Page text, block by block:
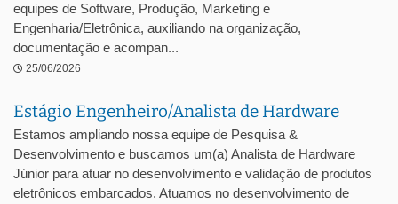
equipes de Software, Produção, Marketing e
Engenharia/Eletrônica, auxiliando na organização,
documentação e acompan...
25/06/2026
Estágio Engenheiro/Analista de Hardware
Estamos ampliando nossa equipe de Pesquisa &
Desenvolvimento e buscamos um(a) Analista de Hardware
Júnior para atuar no desenvolvimento e validação de produtos
eletrônicos embarcados. Atuamos no desenvolvimento de